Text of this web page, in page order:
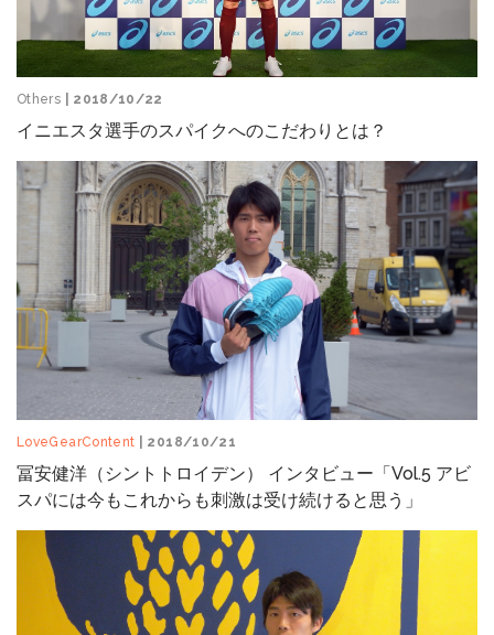
Others | 2018/10/22
イニエスタ選手のスパイクへのこだわりとは？
LoveGearContent | 2018/10/21
冨安健洋（シントトロイデン） インタビュー「Vol.5 アビ
スパには今もこれからも刺激は受け続けると思う」